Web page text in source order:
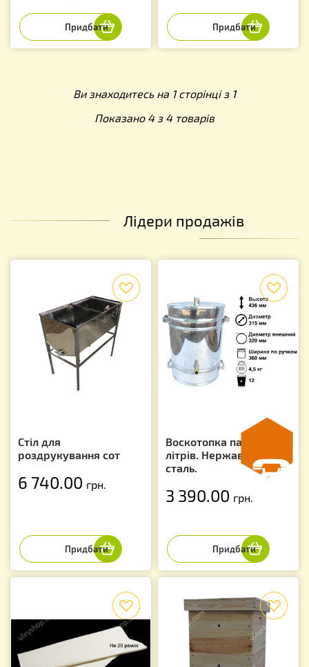
Ви знаходитесь на 1 сторінці з 1
Показано 4 з 4 товарів
Лідери продажів
Стіл для
роздрукування сот
6 740.00 грн.
Воскотопка парова 12
літрів. Нержавіюча
сталь.
3 390.00 грн.